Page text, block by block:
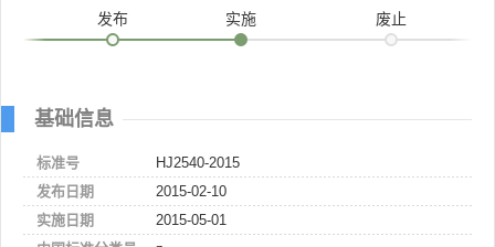
发布 实施 废止
基础信息
标准号
HJ2540-2015
发布日期
2015-02-10
实施日期
2015-05-01